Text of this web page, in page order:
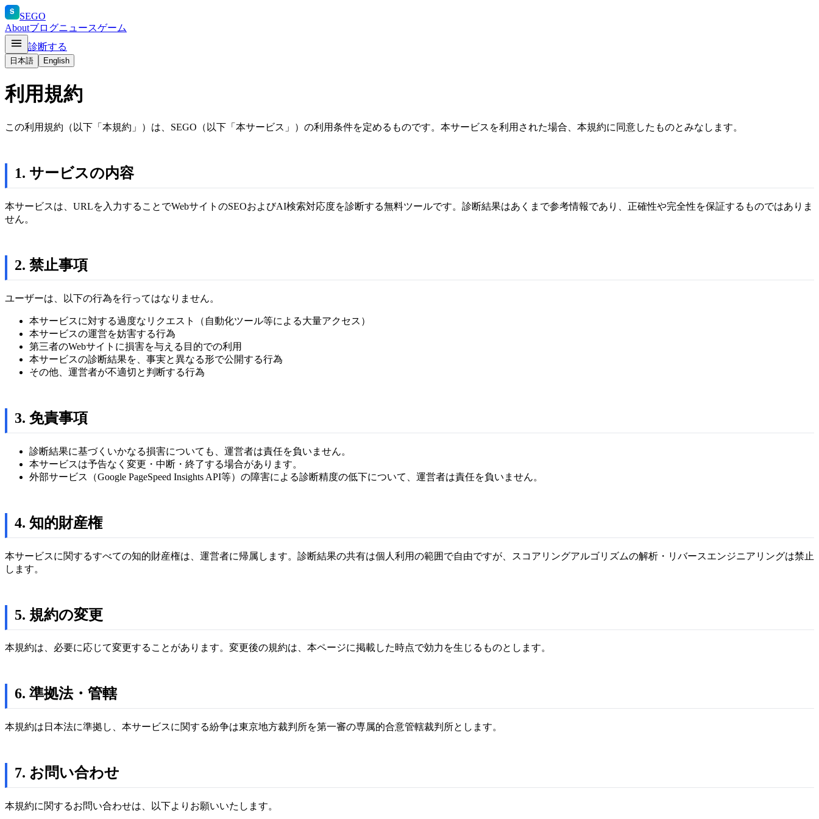
S
SEGO
Aboutブログニュースゲーム
診断する
日本語 English
利用規約
この利用規約（以下「本規約」）は、SEGO（以下「本サービス」）の利用条件を定めるものです。本サービスを利用された場合、本規約に同意したものとみなします。
1. サービスの内容
本サービスは、URLを入力することでWebサイトのSEOおよびAI検索対応度を診断する無料ツールです。診断結果はあくまで参考情報であり、正確性や完全性を保証するものではありま
せん。
2. 禁止事項
ユーザーは、以下の行為を行ってはなりません。
本サービスに対する過度なリクエスト（自動化ツール等による大量アクセス）
本サービスの運営を妨害する行為
第三者のWebサイトに損害を与える目的での利用
本サービスの診断結果を、事実と異なる形で公開する行為
その他、運営者が不適切と判断する行為
3. 免責事項
診断結果に基づくいかなる損害についても、運営者は責任を負いません。
本サービスは予告なく変更・中断・終了する場合があります。
外部サービス（Google PageSpeed Insights API等）の障害による診断精度の低下について、運営者は責任を負いません。
4. 知的財産権
本サービスに関するすべての知的財産権は、運営者に帰属します。診断結果の共有は個人利用の範囲で自由ですが、スコアリングアルゴリズムの解析・リバースエンジニアリングは禁止
します。
5. 規約の変更
本規約は、必要に応じて変更することがあります。変更後の規約は、本ページに掲載した時点で効力を生じるものとします。
6. 準拠法・管轄
本規約は日本法に準拠し、本サービスに関する紛争は東京地方裁判所を第一審の専属的合意管轄裁判所とします。
7. お問い合わせ
本規約に関するお問い合わせは、以下よりお願いいたします。